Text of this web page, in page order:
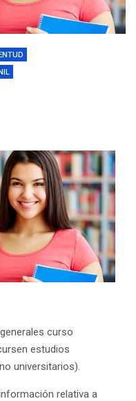
curso
estudios
universitarios).
relativa a